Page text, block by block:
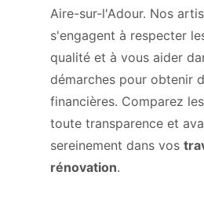
Aire-sur-l'Adour. Nos
s'engagent à respecter
qualité et à vous aider
démarches pour obtenir
financières. Comparez
toute transparence et
sereinement dans vos
rénovation.